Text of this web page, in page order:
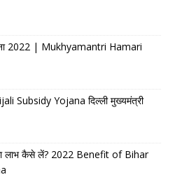
2022 | Mukhyamantri Hamari
Subsidy Yojana दिल्ली मुख्यमंत्री
का लाभ कैसे लें? 2022 Benefit of Bihar